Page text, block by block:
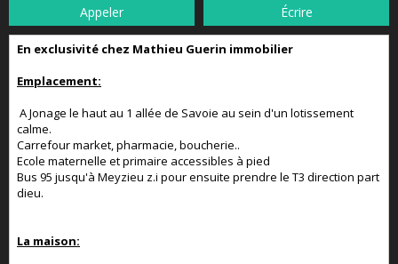
Appeler Écrire
En exclusivité chez Mathieu Guerin immobilier
Emplacement:
A Jonage le haut au 1 allée de Savoie au sein d'un lotissement
calme.
Carrefour market, pharmacie, boucherie..
Ecole maternelle et primaire accessibles à pied
Bus 95 jusqu'à Meyzieu z.i pour ensuite prendre le T3 direction part
dieu.
La maison: